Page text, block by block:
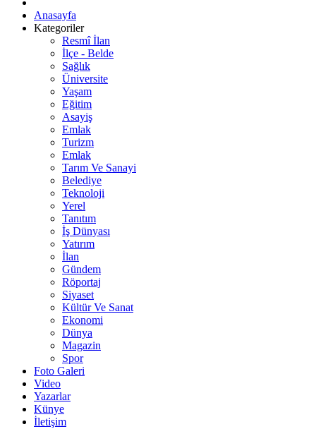
Anasayfa
Kategoriler
Resmî İlan
İlçe - Belde
Sağlık
Üniversite
Yaşam
Eğitim
Asayiş
Emlak
Turizm
Emlak
Tarım Ve Sanayi
Belediye
Teknoloji
Yerel
Tanıtım
İş Dünyası
Yatırım
İlan
Gündem
Röportaj
Siyaset
Kültür Ve Sanat
Ekonomi
Dünya
Magazin
Spor
Foto Galeri
Video
Yazarlar
Künye
İletişim